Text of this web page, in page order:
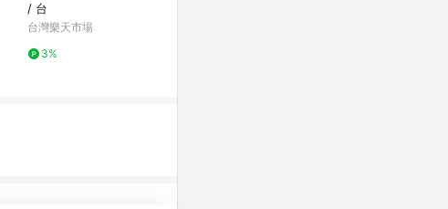
/ 台
台灣樂天市場
3%